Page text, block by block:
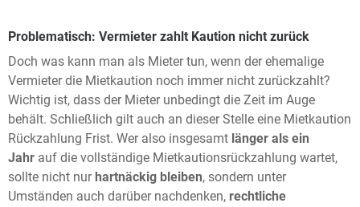
Problematisch: Vermieter zahlt Kaution nicht zurück
Doch was kann man als Mieter tun, wenn der ehemalige
Vermieter die Mietkaution noch immer nicht zurückzahlt?
Wichtig ist, dass der Mieter unbedingt die Zeit im Auge
behält. Schließlich gilt auch an dieser Stelle eine Mietkaution
Rückzahlung Frist. Wer also insgesamt länger als ein
Jahr auf die vollständige Mietkautionsrückzahlung wartet,
sollte nicht nurhartnäckig bleiben, sondern unter
Umständen auch darüber nachdenken, rechtliche